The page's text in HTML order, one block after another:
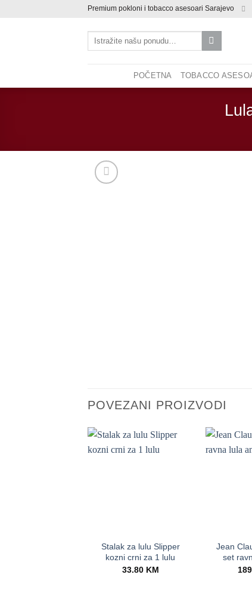
Premium pokloni i tobacco asesoari Sarajevo
Pretraži:
POČETNA TOBACCO
POVEZANI PROIZVODI
Stalak za lulu Slipper
kozni crni za 1 lulu
33.80 KM
Jean
set